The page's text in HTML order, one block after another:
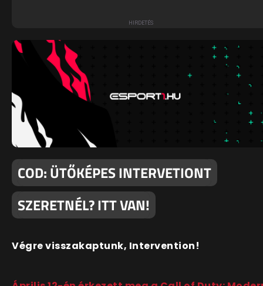
COD: ÜTŐKÉPES INTERVETIONT
SZERETNÉL? ITT VAN!
Végre visszakaptunk, Intervention!